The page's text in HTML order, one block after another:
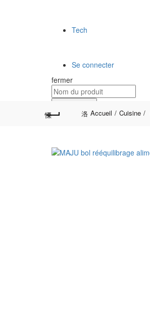
Tech
Se connecter
fermer
Cart (
0 / 0.00€
Accueil Cuisine